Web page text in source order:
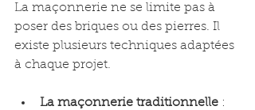
La maçonnerie ne se limite pas à
poser des briques ou des pierres. Il
existe plusieurs techniques adaptées
à chaque projet.
La maçonnerie traditionnelle :